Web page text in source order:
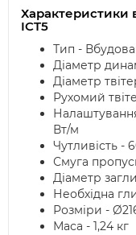
Характеристики
ICT5
Тип -
Діаметр
Діаметр
Рухомий
Вт/м
Чутливість -
Смуга
Діаметр
Необхідна
Розміри -
Маса - 1,24 кг